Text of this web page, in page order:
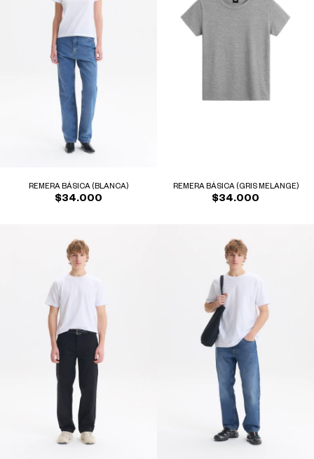
REMERA BÁSICA (BLANCA)
$34.000
REMERA BÁSICA (GRIS MELANGE)
$34.000